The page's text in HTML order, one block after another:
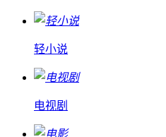
轻小说
电视剧